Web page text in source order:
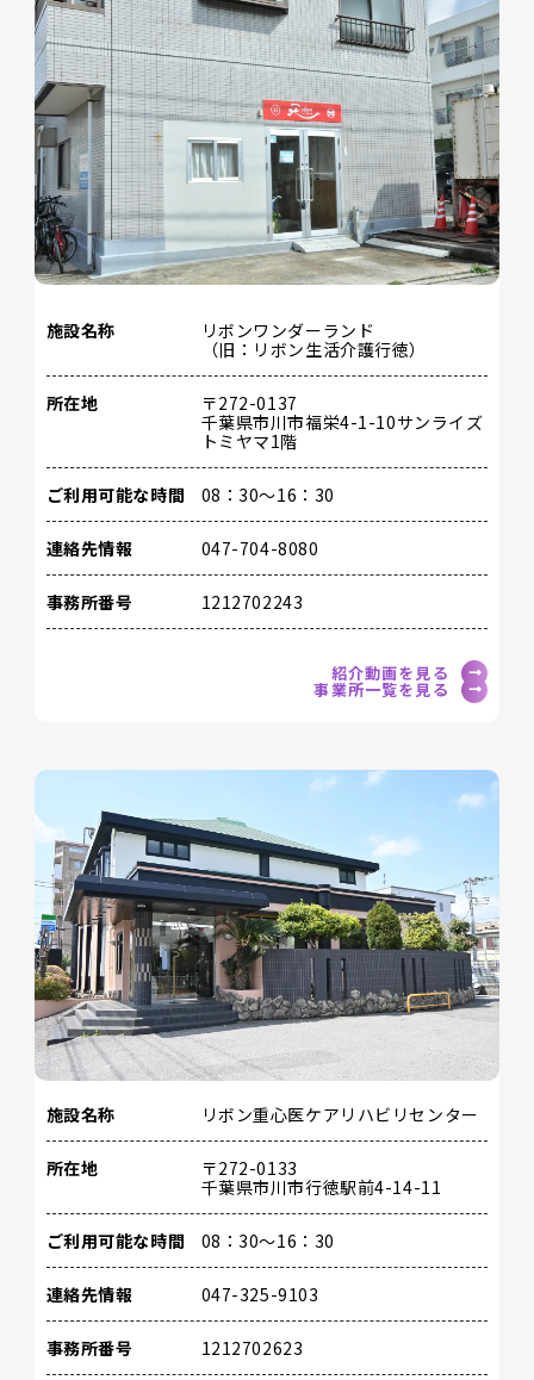
施設名称
リボンワンダーランド
（旧：リボン生活介護行徳）
所在地
〒272-0137
千葉県市川市福栄4-1-10サンライズ
トミヤマ1階
ご利用可能な時間 08：30～16：30
連絡先情報 047-704-8080
事務所番号 1212702243
紹介動画を見る
事業所一覧を見る
施設名称 リボン重心医ケアリハビリセンター
所在地
〒272-0133
千葉県市川市行徳駅前4-14-11
ご利用可能な時間 08：30～16：30
連絡先情報 047-325-9103
事務所番号 1212702623